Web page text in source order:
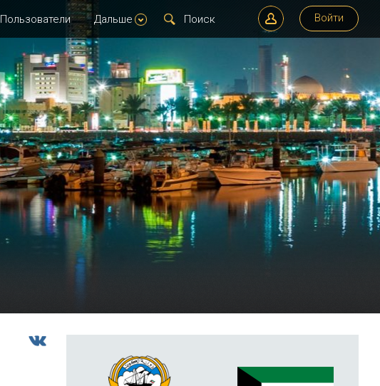
Войти
Пользователи Дальше